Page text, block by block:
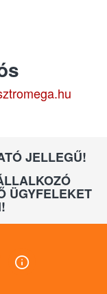
JELLEGŰ!
ÜGYFELEKET